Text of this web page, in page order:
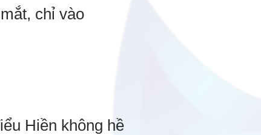
chỉ vào
Hiền không hề